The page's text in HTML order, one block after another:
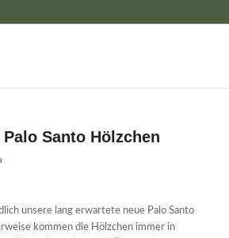
Santo Hölzchen
unsere lang erwartete neue Palo Santo
kommen die Hölzchen immer in